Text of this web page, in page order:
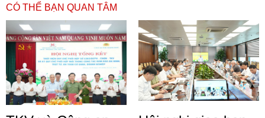
CÓ THỂ BẠN QUAN TÂM